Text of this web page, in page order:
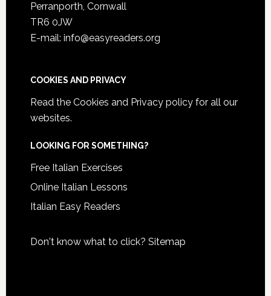
Perranporth, Cornwall
TR6 0JW
E-mail: info@easyreaders.org
COOKIES AND PRIVACY
Read the Cookies and Privacy policyfor all our
websites.
LOOKING FOR SOMETHING?
Free Italian Exercises
Online Italian Lessons
Italian Easy Readers
Don't know what to click? Sitemap